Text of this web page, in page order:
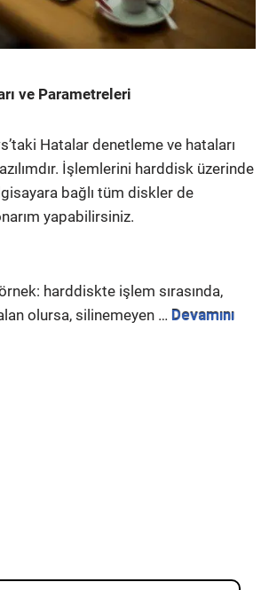
ve Parametreleri
Hatalar denetleme ve hataları
İşlemlerini harddisk üzerinde
bağlı tüm diskler de
yapabilirsiniz.
harddiskte işlem sırasında,
olursa, silinemeyen … Devamını